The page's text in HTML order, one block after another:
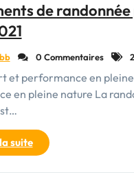
de
0 Commentaires
et performance en
en pleine nature La
suite"Guide
d’achat
des